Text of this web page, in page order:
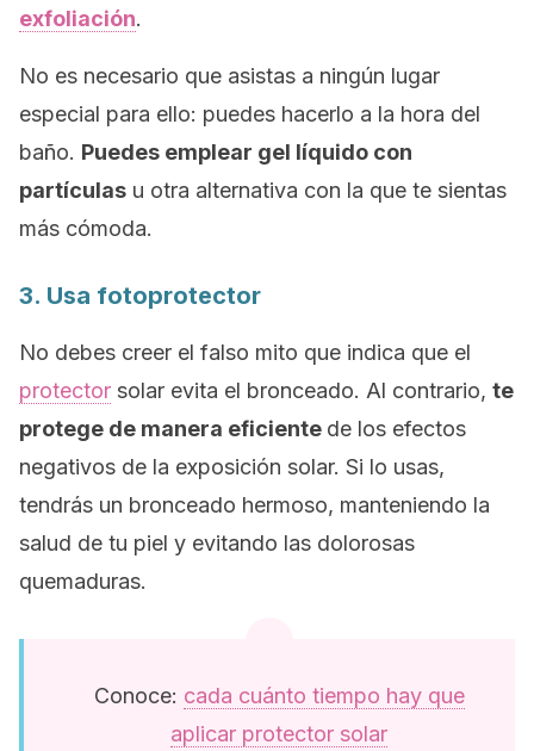
exfoliación.
No es necesario que asistas a ningún lugar
especial para ello: puedes hacerlo a la hora del
baño. Puedes emplear gel líquido con
partículas u otra alternativa con la que te sientas
más cómoda.
3. Usa fotoprotector
No debes creer el falso mito que indica que el
protector solar evita el bronceado. Al contrario, te
protege de manera eficiente de los efectos
negativos de la exposición solar. Si lo usas,
tendrás un bronceado hermoso, manteniendo la
salud de tu piel y evitando las dolorosas
quemaduras.
Conoce: cada cuánto tiempo hay que
aplicar protector solar